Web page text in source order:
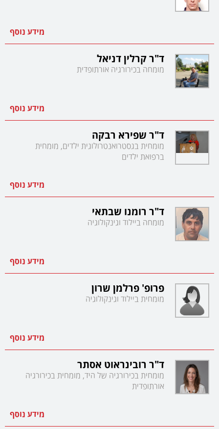
מידע נוסף
ד"ר קרלין דניאל
מומחה בכירורגיה אורתופדית
מידע נוסף
ד"ר שפירא רבקה
מומחית בגסטרואנטרולוגית ילדים, מומחית
ברפואת ילדים
מידע נוסף
ד"ר רומנו שבתאי
מומחה ביילוד וגינקולוגיה
מידע נוסף
פרופ' פרלמן שרון
מומחית ביילוד וגינקולוגיה
מידע נוסף
ד"ר רובינראוט אסתר
מומחית בכירורגיה של היד, מומחית בכירורגיה
אורתופדית
מידע נוסף